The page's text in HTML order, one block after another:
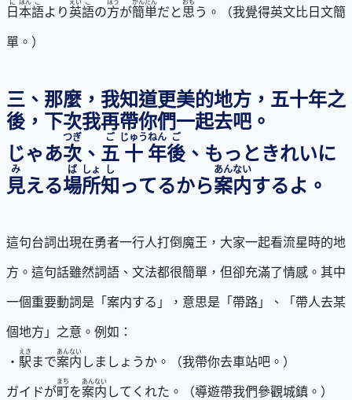
日
に
本
ほん
語
ご
より英
えい
語
ご
の方
ほう
が簡単
かんたん
だと 思
おも
う。（我覺得英文比日文簡
單。）
三、那麼，我知道更美的地方，五十年之
後，下次我再帶你們一起去吧。
じゃあ次
つぎ
、 五
ご
十
じゅう
年
ねん
後
ご
、もっときれいに
見
み
える場
ば
所
しょ
知
し
ってるから案内
あんない
するよ。
這句台詞出現在勇者一行人打倒魔王，大家一起看流星時的地
方。這句話雖然詞語、文法都很簡單，但卻充滿了情感。其中
一個重要動詞是「案内する」，意思是「帶路」、「帶人去某
個地方」之意。例如：
・ 駅
えき
まで案内
あんない
しましょうか。（我帶你去車站吧。）
ガイドが町
まち
を案内
あんない
してくれた。（導遊帶我們參觀城鎮。）